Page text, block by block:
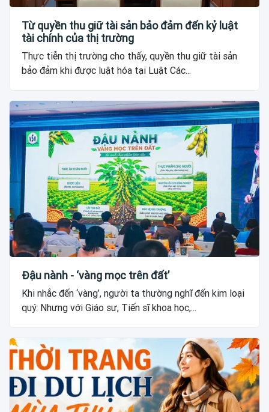
Từ quyền thu giữ tài sản bảo đảm đến kỷ luật
tài chính của thị trường
Thực tiễn thị trường cho thấy, quyền thu giữ tài sản
bảo đảm khi được luật hóa tại Luật Các...
Đậu nành - ‘vàng mọc trên đất’
Khi nhắc đến ‘vàng’, người ta thường nghĩ đến kim loại
quý. Nhưng với Giáo sư, Tiến sĩ khoa học,...